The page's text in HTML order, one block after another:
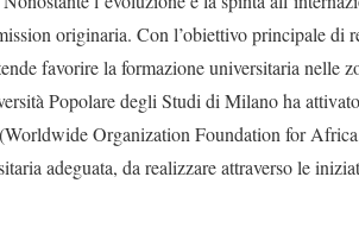
originaria. Con l’obiettivo principale di
favorire la formazione universitaria nelle
Popolare degli Studi di Milano ha
(Worldwide Organization Foundation for
adeguata, da realizzare attraverso le